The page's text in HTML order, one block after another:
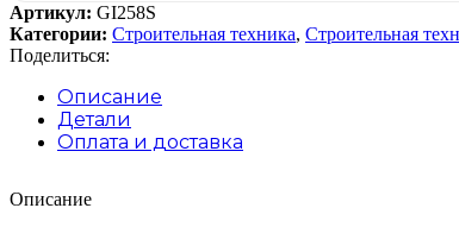
Артикул: GI258S
Категории: Строительная техника, Строительная
Поделиться:
Описание
Детали
Оплата и доставка
Описание